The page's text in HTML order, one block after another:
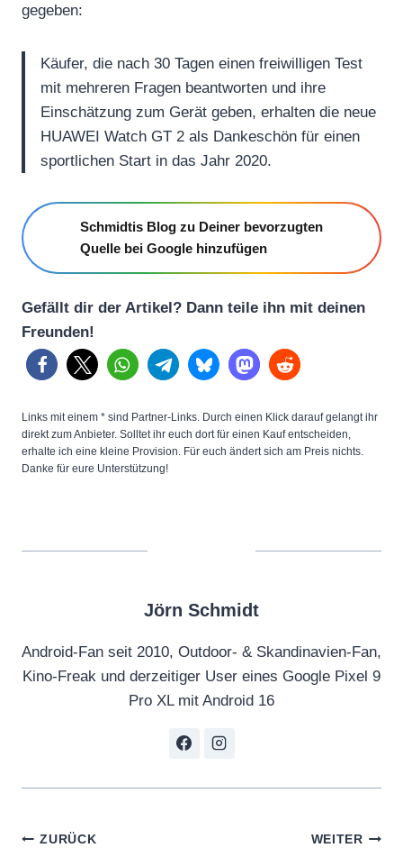
gegeben:
Käufer, die nach 30 Tagen einen freiwilligen Test
mit mehreren Fragen beantworten und ihre
Einschätzung zum Gerät geben, erhalten die neue
HUAWEI Watch GT 2 als Dankeschön für einen
sportlichen Start in das Jahr 2020.
Schmidtis Blog zu Deiner bevorzugten
Quelle bei Google hinzufügen
Gefällt dir der Artikel? Dann teile ihn mit deinen
Freunden!
Links mit einem * sind Partner-Links. Durch einen Klick darauf gelangt ihr
direkt zum Anbieter. Solltet ihr euch dort für einen Kauf entscheiden,
erhalte ich eine kleine Provision. Für euch ändert sich am Preis nichts.
Danke für eure Unterstützung!
Jörn Schmidt
Android-Fan seit 2010, Outdoor- & Skandinavien-Fan,
Kino-Freak und derzeitiger User eines Google Pixel 9
Pro XL mit Android 16
Beitragsnavigation
ZURÜCK WEITER